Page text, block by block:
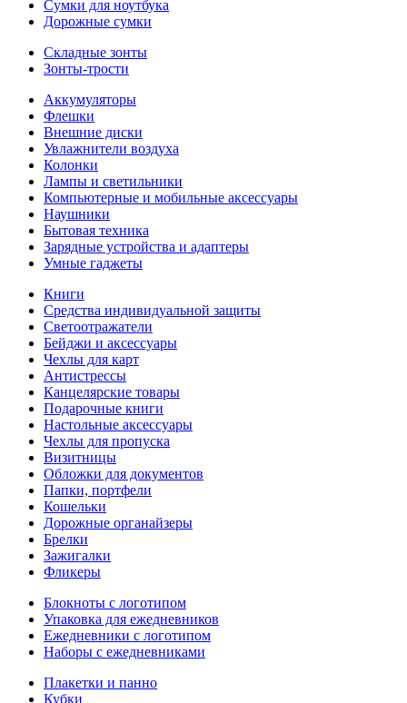
Сумки для ноутбука
Дорожные сумки
Складные зонты
Зонты-трости
Аккумуляторы
Флешки
Внешние диски
Увлажнители воздуха
Колонки
Лампы и светильники
Компьютерные и мобильные аксессуары
Наушники
Бытовая техника
Зарядные устройства и адаптеры
Умные гаджеты
Книги
Средства индивидуальной защиты
Светоотражатели
Бейджи и аксессуары
Чехлы для карт
Антистрессы
Канцелярские товары
Подарочные книги
Настольные аксессуары
Чехлы для пропуска
Визитницы
Обложки для документов
Папки, портфели
Кошельки
Дорожные органайзеры
Брелки
Зажигалки
Фликеры
Блокноты с логотипом
Упаковка для ежедневников
Ежедневники с логотипом
Наборы с ежедневниками
Плакетки и панно
Кубки